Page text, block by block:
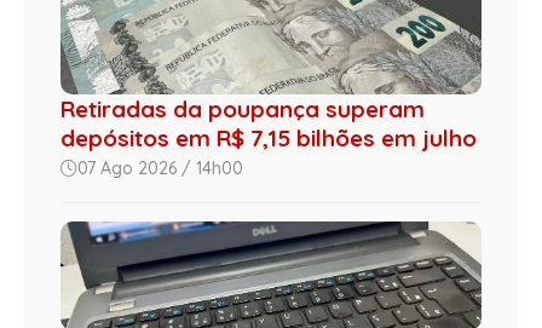
Retiradas da poupança superam
depósitos em R$ 7,15 bilhões em julho
07 Ago 2026 / 14h00